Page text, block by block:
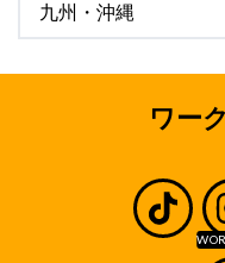
九州・沖縄
ワー